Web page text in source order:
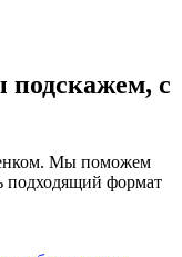
с
Мы поможем
подходящий формат